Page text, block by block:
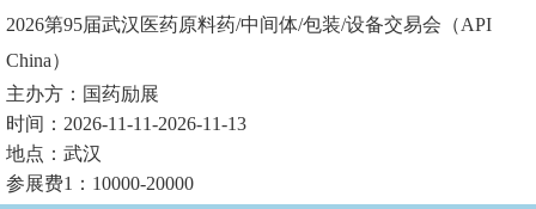
2026第95届武汉医药原料药/中间体/包装/设备交易会（API
China）
主办方：国药励展
时间：2026-11-11-2026-11-13
地点：武汉
参展费1：10000-20000